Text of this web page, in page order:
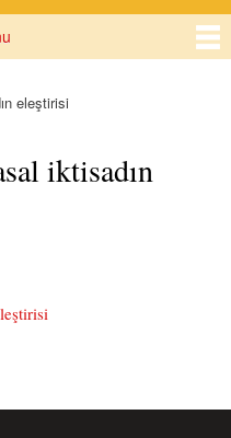
eleştirisi
iktisadın